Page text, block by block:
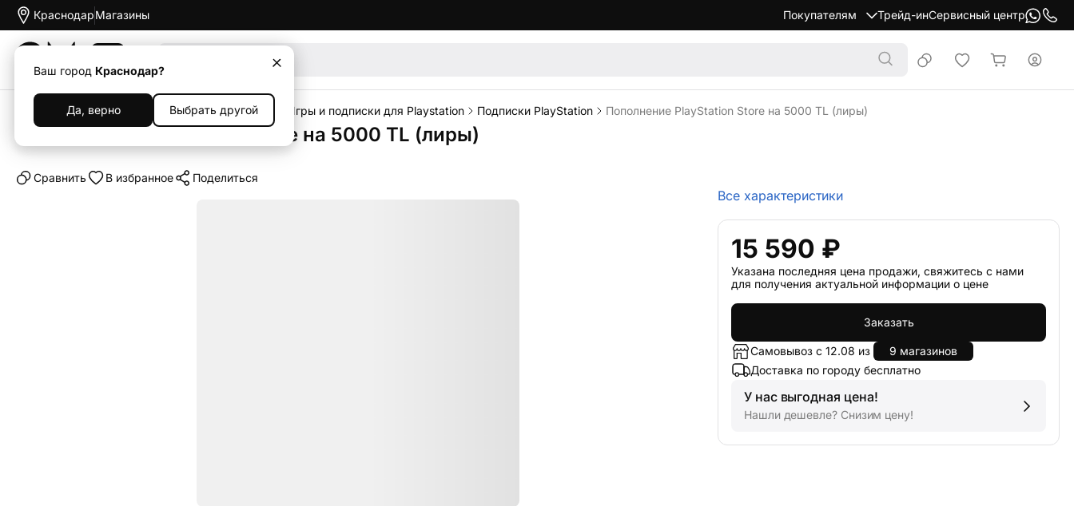
Краснодар
Ваш город Краснодар?
Да, верно Выбрать другой
Магазины Покупателям Трейд-инСервисный центр
Каталог Гейминг Sony PlayStation Игры и подписки для Playstation Подписки PlayStation Пополнение PlayStation Store на 5000 TL (лиры)
Пополнение PlayStation Store на 5000 TL (лиры)
Cравнить В избранное Поделиться
Все характеристики
15 590 ₽
Указана последняя цена продажи, свяжитесь с нами
для получения актуальной информации о цене
Заказать
Самовывоз с 12.08 из
9 магазинов
Доставка по городу бесплатно
У нас выгодная цена!
Нашли дешевле? Снизим цену!